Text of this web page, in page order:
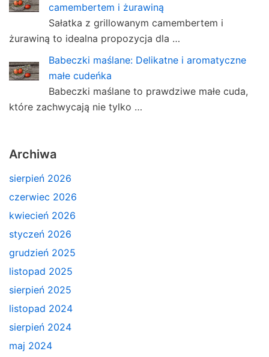
camembertem i żurawiną
Sałatka z grillowanym camembertem i
żurawiną to idealna propozycja dla …
Babeczki maślane: Delikatne i aromatyczne
małe cudeńka
Babeczki maślane to prawdziwe małe cuda,
które zachwycają nie tylko …
Archiwa
sierpień 2026
czerwiec 2026
kwiecień 2026
styczeń 2026
grudzień 2025
listopad 2025
sierpień 2025
listopad 2024
sierpień 2024
maj 2024